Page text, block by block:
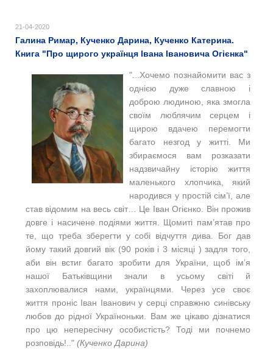
21-04-2020
Галина Римар, Кученко Дарина, Кученко Катерина.
Книга "Про щирого українця Івана Івановича Огієнка"
"...Хочемо познайомити вас з
однією дуже славною і
доброю людиною, яка змогла
своїм люблячим серцем і
щирою вдачею перемогти
багато незгод у житті. Ми
збираємося вам розказати
надзвичайну історію життя
маленького хлопчика, який
народився у простій сім’ї, але
став відомим на весь світ… Це Іван Огієнко. Він прожив
довге і насичене подіями життя. Щомиті пам’ятав про
те, що треба зберегти у собі відчуття дива. Бог дав
йому такий довгий вік (90 років і 3 місяці ) задля того,
аби він встиг багато зробити для України, щоб ім’я
нашої Батьківщини знали в усьому світі й
захоплювалися нами, українцями. Через усе своє
життя проніс Іван Іванович у серці справжню синівську
любов до рідної Україноньки. Вам же цікаво дізнатися
про цю непересічну особистість? Тоді ми почнемо
розповідь!.." (Кученко Дарина)